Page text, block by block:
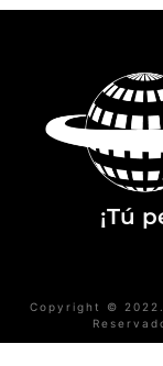
¡Tú
Copyright ©